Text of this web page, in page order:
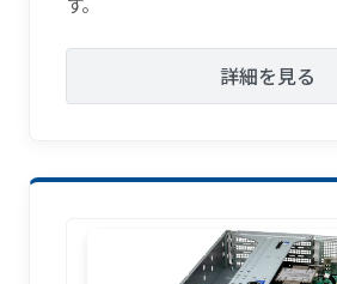
詳細を見る